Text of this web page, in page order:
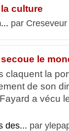
culture
par
le
claquent la
de son
a vécu
des... par